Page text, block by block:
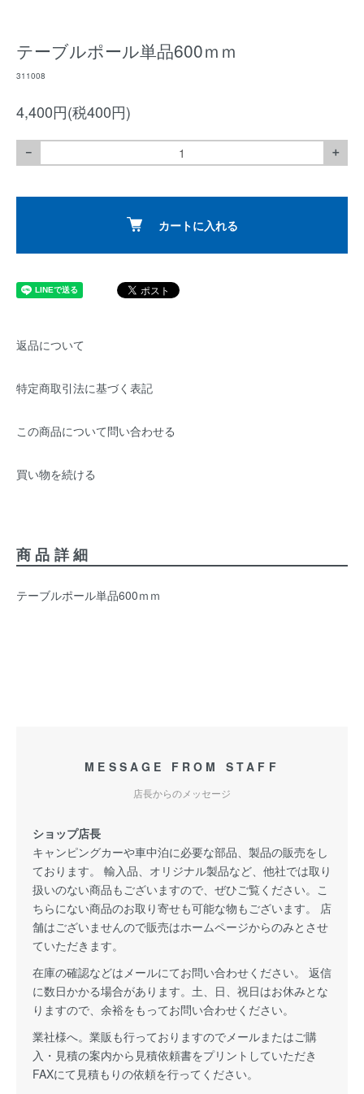
テーブルポール単品600ｍｍ
311008
4,400円(税400円)
－ ＋
カートに入れる
返品について
特定商取引法に基づく表記
この商品について問い合わせる
買い物を続ける
商品詳細
テーブルポール単品600ｍｍ
MESSAGE FROM STAFF
店長からのメッセージ
ショップ店長
キャンピングカーや車中泊に必要な部品、製品の販売をし
ております。 輸入品、オリジナル製品など、他社では取り
扱いのない商品もございますので、ぜひご覧ください。こ
ちらにない商品のお取り寄せも可能な物もございます。 店
舗はございませんので販売はホームページからのみとさせ
ていただきます。
在庫の確認などはメールにてお問い合わせください。 返信
に数日かかる場合があります。土、日、祝日はお休みとな
りますので、余裕をもってお問い合わせください。
業社様へ。業販も行っておりますのでメールまたはご購
入・見積の案内から見積依頼書をプリントしていただき
FAXにて見積もりの依頼を行ってください。